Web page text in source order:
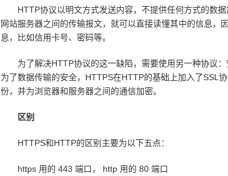
HTTP协议以明文方式发送内容，不提供任何方式的数据
网站服务器之间的传输报文，就可以直接读懂其中的信息，
息，比如信用卡号、密码等。
为了解决HTTP协议的这一缺陷，需要使用另一种协议：
为了数据传输的安全，HTTPS在HTTP的基础上加入了SSL
份，并为浏览器和服务器之间的通信加密。
区别
HTTPS和HTTP的区别主要为以下五点：
https 用的 443 端口， http 用的 80 端口